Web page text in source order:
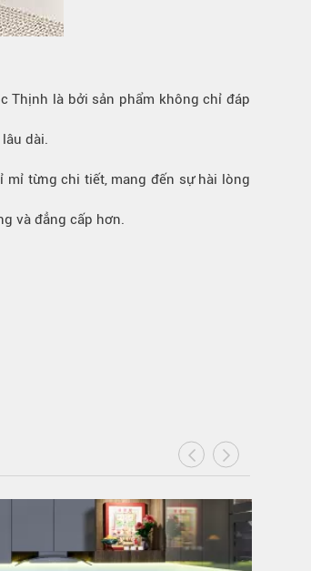
Thịnh là bởi sản phẩm không chỉ đáp
dài.
mỉ từng chi tiết, mang đến sự hài lòng
và đẳng cấp hơn.